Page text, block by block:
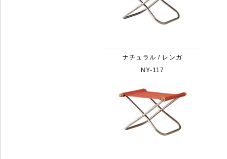
ナチュラル / レンガ
NY-117